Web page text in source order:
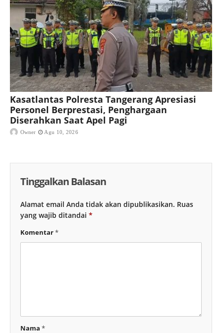
Kasatlantas Polresta Tangerang Apresiasi
Personel Berprestasi, Penghargaan
Diserahkan Saat Apel Pagi
Owner Agu 10, 2026
Tinggalkan Balasan
Alamat email Anda tidak akan dipublikasikan. Ruas
yang wajib ditandai *
Komentar*
Nama *